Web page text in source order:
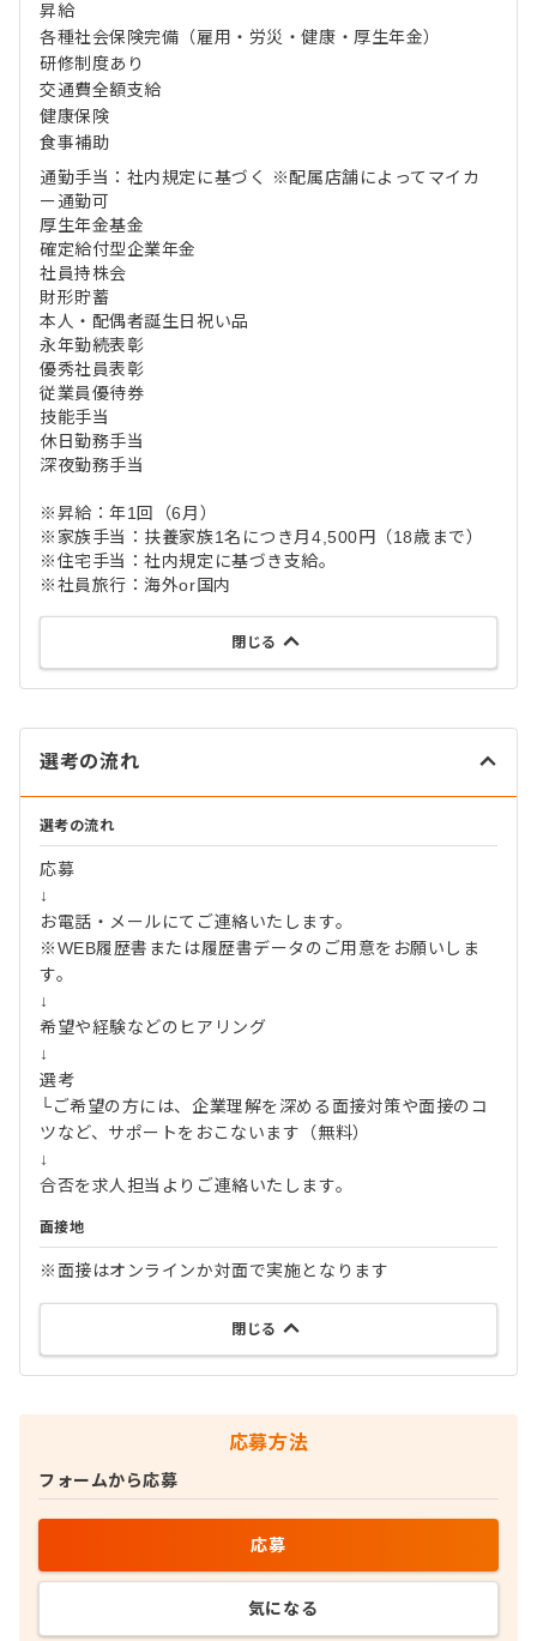
昇給
各種社会保険完備（雇用・労災・健康・厚生年金）
研修制度あり
交通費全額支給
健康保険
食事補助
通勤手当：社内規定に基づく ※配属店舗によってマイカ
ー通勤可
厚生年金基金
確定給付型企業年金
社員持株会
財形貯蓄
本人・配偶者誕生日祝い品
永年勤続表彰
優秀社員表彰
従業員優待券
技能手当
休日勤務手当
深夜勤務手当
※昇給：年1回（6月）
※家族手当：扶養家族1名につき月4,500円（18歳まで）
※住宅手当：社内規定に基づき支給。
※社員旅行：海外or国内
閉じる
選考の流れ
選考の流れ
応募
↓
お電話・メールにてご連絡いたします。
※WEB履歴書または履歴書データのご用意をお願いしま
す。
↓
希望や経験などのヒアリング
↓
選考
└ご希望の方には、企業理解を深める面接対策や面接のコ
ツなど、サポートをおこないます（無料）
↓
合否を求人担当よりご連絡いたします。
面接地
※面接はオンラインか対面で実施となります
閉じる
応募方法
フォームから応募
応募
気になる